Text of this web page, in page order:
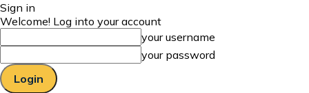
Sign in
Welcome! Log into your account
your username
your password